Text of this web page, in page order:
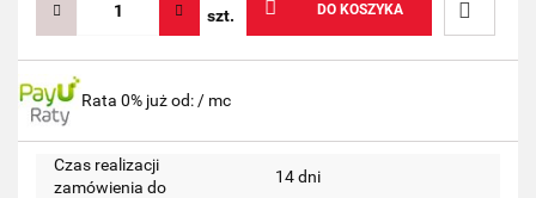
szt. DO KOSZYKA
Do
Rata 0% już od: / mc
Czas realizacji
zamówienia do
14 dni